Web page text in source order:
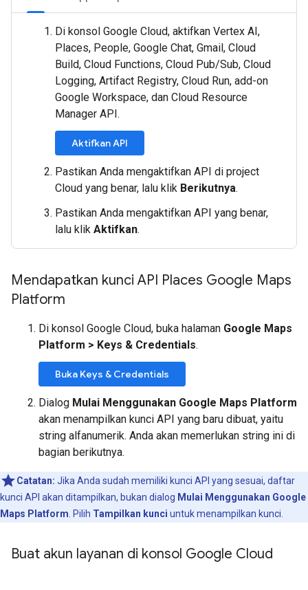
Di konsol Google Cloud, aktifkan Vertex AI,
Places, People, Google Chat, Gmail, Cloud
Build, Cloud Functions, Cloud Pub/Sub, Cloud
Logging, Artifact Registry, Cloud Run, add-on
Google Workspace, dan Cloud Resource
Manager API.
Aktifkan API
Pastikan Anda mengaktifkan API di project
Cloud yang benar, lalu klik Berikutnya.
Pastikan Anda mengaktifkan API yang benar,
lalu klik Aktifkan.
Mendapatkan kunci API Places Google Maps
Platform
Di konsol Google Cloud, buka halaman Google Maps
Platform > Keys & Credentials.
Buka Keys & Credentials
Dialog Mulai Menggunakan Google Maps Platform
akan menampilkan kunci API yang baru dibuat, yaitu
string alfanumerik. Anda akan memerlukan string ini di
bagian berikutnya.
Catatan: Jika Anda sudah memiliki kunci API yang sesuai, daftar
kunci API akan ditampilkan, bukan dialog Mulai Menggunakan Google
Maps Platform. Pilih Tampilkan kunci untuk menampilkan kunci.
Buat akun layanan di konsol Google Cloud